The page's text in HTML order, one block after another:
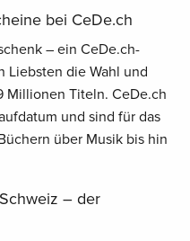
bei CeDe.ch
– ein CeDe.ch-
Liebsten die Wahl und
Millionen Titeln. CeDe.ch
und sind für das
über Musik bis hin
– der